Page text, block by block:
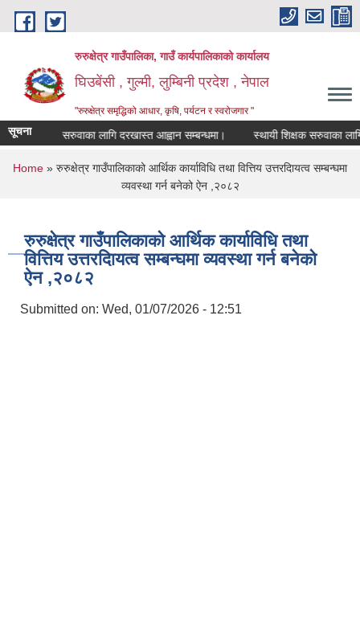
Skip to main content
रुरुक्षेत्र गाउँपालिका, गाउँ कार्यपालिकाको कार्यालय
घिउबेंसी , गुल्मी, लुम्बिनी प्रदेश , नेपाल
"रुरुक्षेत्र समृद्धिको आधार, कृषि, पर्यटन र स्वरोजगार "
सूचना
शिक्षक सरुवाका लागि दरखास्त आह्वान सम्बन्धमा। स्थायी शिक्षक सरुवाका लागि
You are here
Home » रुरुक्षेत्र गाउँपालिकाको आर्थिक कार्याविधि तथा वित्तिय उत्तरदाियत्व सम्बन्घमा
व्यवस्था गर्न बनेको ऐन ,२०८२
रुरुक्षेत्र गाउँपालिकाको आर्थिक कार्याविधि तथा
वित्तिय उत्तरदाियत्व सम्बन्घमा व्यवस्था गर्न बनेको
ऐन ,२०८२
Submitted on: Wed, 01/07/2026 - 12:51